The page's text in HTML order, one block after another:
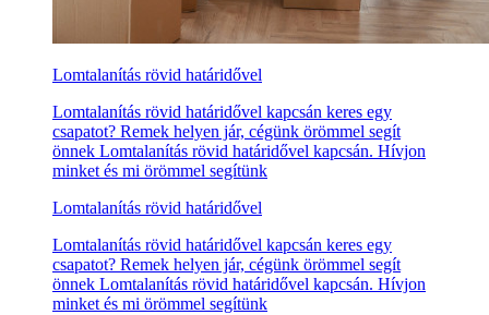
Lomtalanítás rövid határidővel
Lomtalanítás rövid határidővel kapcsán keres egy
csapatot? Remek helyen jár, cégünk örömmel segít
önnek Lomtalanítás rövid határidővel kapcsán. Hívjon
minket és mi örömmel segítünk
Lomtalanítás rövid határidővel
Lomtalanítás rövid határidővel kapcsán keres egy
csapatot? Remek helyen jár, cégünk örömmel segít
önnek Lomtalanítás rövid határidővel kapcsán. Hívjon
minket és mi örömmel segítünk